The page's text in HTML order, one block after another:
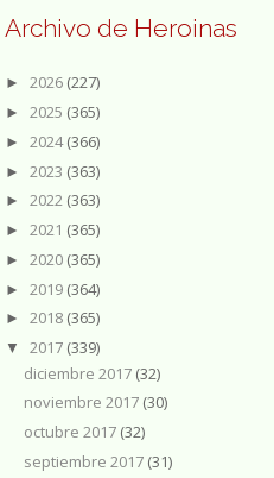
Archivo de Heroinas
► 2026 (227)
► 2025 (365)
► 2024(366)
► 2023 (363)
► 2022 (363)
► 2021 (365)
► 2020 (365)
► 2019 (364)
► 2018 (365)
▼ 2017 (339)
diciembre 2017 (32)
noviembre 2017 (30)
octubre 2017 (32)
septiembre 2017 (31)